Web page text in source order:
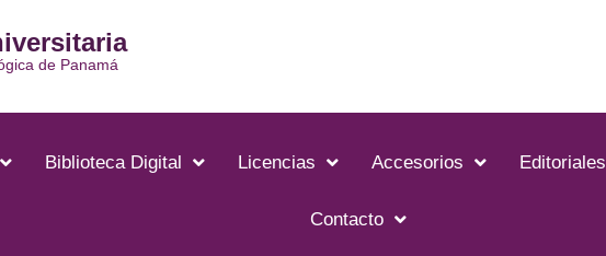
de Panamá
Biblioteca Digital Licencias Accesorios Editoriales
Contacto